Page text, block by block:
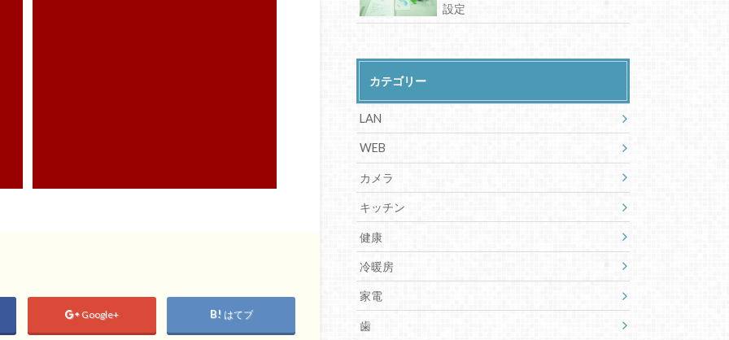
Google+ はてブ
設定
カテゴリー
LAN
WEB
カメラ
キッチン
健康
冷暖房
家電
歯